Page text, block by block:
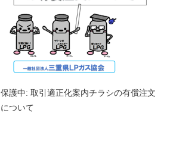
保護中: 取引適正化案内チラシの有償注文
について